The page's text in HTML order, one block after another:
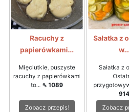
Racuchy z
papierówkami...
Mięciutkie, puszyste
racuchy z papierówkami
to... ⇖ 1089
Zobacz przepis!
Sałatka z
w...
Sałatka z
914
Zobacz